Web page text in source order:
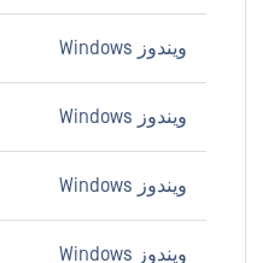
ويندوز Windows
ويندوز Windows
ويندوز Windows
ويندوز Windows